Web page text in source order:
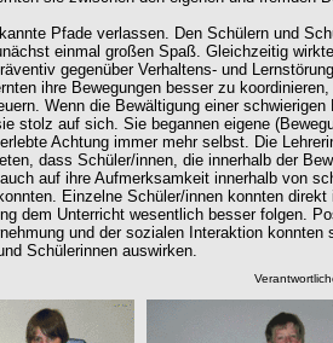
Pfade verlassen. Den Schülern und
einmal großen Spaß. Gleichzeitig
gegenüber Verhaltens- und
ihre Bewegungen besser zu
Wenn die Bewältigung einer schwierigen
stolz auf sich. Sie begannen eigene
Achtung immer mehr selbst. Die
dass Schüler/innen, die innerhalb der
auf ihre Aufmerksamkeit innerhalb von
Einzelne Schüler/innen konnten
dem Unterricht wesentlich besser folgen.
und der sozialen Interaktion konnten
Schülerinnen auswirken.